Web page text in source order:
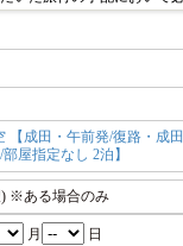
成田・午前発/復路・成田
屋指定なし 2泊】
※ある場合のみ
月 日